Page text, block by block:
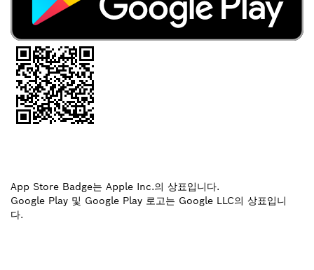
App Store Badge는 Apple Inc.의 상표입니다.
Google Play 및 Google Play 로고는 Google LLC의 상표입니
다.